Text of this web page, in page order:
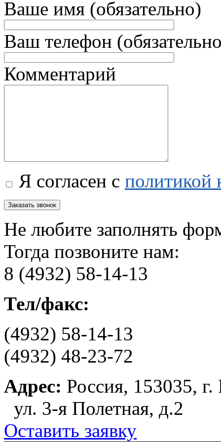
Ваше имя (обязательно)
Ваш телефон
Комментарий
Я согласен с политикой
Не любите заполнять
Тогда позвоните нам:
8 (4932) 58-14-13
Тел/факс:
(4932) 58-14-13
(4932) 48-23-72
Адрес: Россия, 153035,
ул. 3-я Полетная, д.2
Оставить заявку